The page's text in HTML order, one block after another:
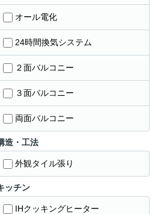
オール電化
24時間換気システム
２面バルコニー
３面バルコニー
両面バルコニー
造・工法
外観タイル張り
ッチン
IHクッキングヒーター